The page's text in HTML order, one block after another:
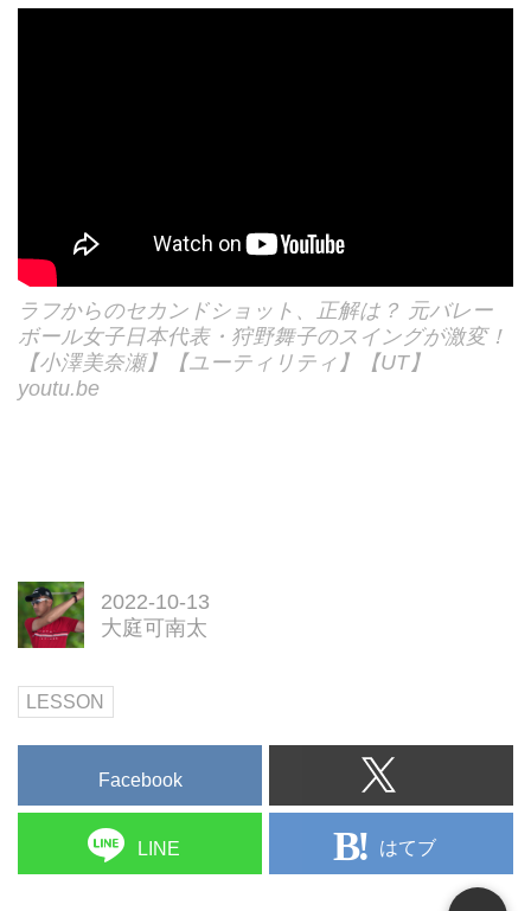
ラフからのセカンドショット、正解は？ 元バレー
ボール女子日本代表・狩野舞子のスイングが激変！
【小澤美奈瀬】【ユーティリティ】【UT】
youtu.be
2022-10-13
大庭可南太
LESSON
Facebook
LINE はてブ